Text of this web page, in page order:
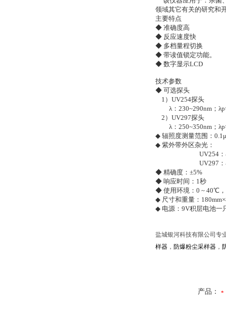
领域其它有关的研究和
主要特点
◆ 准确度高
◆ 反应速度快
◆ 多档量程切换
◆ 带读值锁定功能。
◆ 数字显示LCD
技术参数
◆ 可选探头
1）UV254探头
λ：230~290nm；
2）UV297探头
λ：250~350nm；
◆ 辐照度测量范围：
◆ 紫外带外区杂光：
UV254：小
UV297：小
◆ 精确度：±5%
◆ 响应时间：1秒
◆ 使用环境：0 ~ 40℃，
◆ 尺寸和重量：
◆ 电源：9V积层电池一
盐城银河科技有限公司专
样器 ， 防爆粉尘采样器 ，
产品：